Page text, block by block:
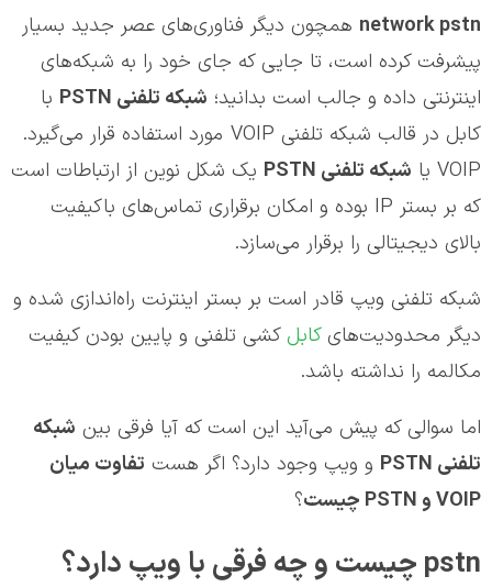
network pstn همچون دیگر فناوری‌های عصر جدید بسیار
پیشرفت کرده است، تا جایی که جای خود را به شبکه‌های
اینترنتی داده و جالب است بدانید؛ شبکه تلفنی PSTN با
کابل در قالب شبکه تلفنی VOIP مورد استفاده قرار می‌گیرد.
VOIP یا
شبکه تلفنی PSTN یک شکل نوین از ارتباطات است
که بر بستر IP بوده و امکان برقراری تماس‌های باکیفیت
بالای دیجیتالی را برقرار می‌سازد.
شبکه تلفنی ویپ قادر است بر بستر اینترنت راه‌اندازی شده و
دیگر محدودیت‌های کابلکشی تلفنی و پایین بودن کیفیت
مکالمه را نداشته باشد.
اما سوالی که پیش می‌آید این است که آیا فرقی بین شبکه
تلفنی PSTN و ویپ وجود دارد؟ اگر هست تفاوت میان
VOIPو PSTN چیست؟
pstn چیست و چه فرقی با ویپ دارد؟